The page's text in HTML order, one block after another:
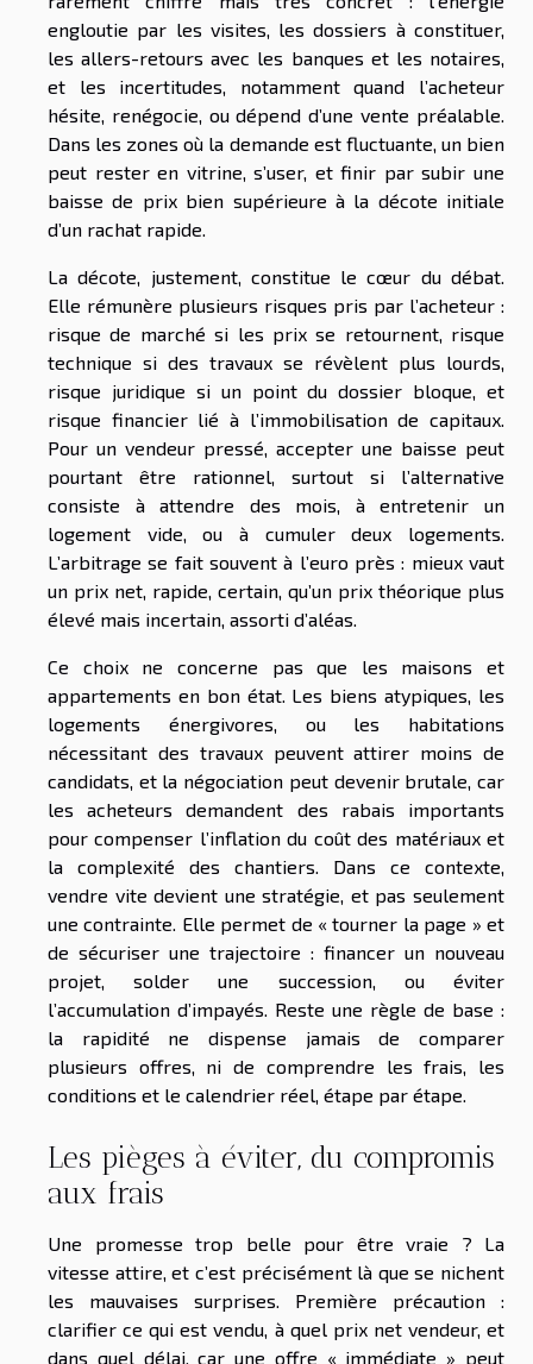
engloutie par les visites, les dossiers à constituer,
les allers-retours avec les banques et les notaires,
et les incertitudes, notamment quand l’acheteur
hésite, renégocie, ou dépend d’une vente préalable.
Dans les zones où la demande est fluctuante, un bien
peut rester en vitrine, s’user, et finir par subir une
baisse de prix bien supérieure à la décote initiale
d’un rachat rapide.
La décote, justement, constitue le cœur du débat.
Elle rémunère plusieurs risques pris par l’acheteur :
risque de marché si les prix se retournent, risque
technique si des travaux se révèlent plus lourds,
risque juridique si un point du dossier bloque, et
risque financier lié à l’immobilisation de capitaux.
Pour un vendeur pressé, accepter une baisse peut
pourtant être rationnel, surtout si l’alternative
consiste à attendre des mois, à entretenir un
logement vide, ou à cumuler deux logements.
L’arbitrage se fait souvent à l’euro près : mieux vaut
un prix net, rapide, certain, qu’un prix théorique plus
élevé mais incertain, assorti d’aléas.
Ce choix ne concerne pas que les maisons et
appartements en bon état. Les biens atypiques, les
logements énergivores, ou les habitations
nécessitant des travaux peuvent attirer moins de
candidats, et la négociation peut devenir brutale, car
les acheteurs demandent des rabais importants
pour compenser l’inflation du coût des matériaux et
la complexité des chantiers. Dans ce contexte,
vendre vite devient une stratégie, et pas seulement
une contrainte. Elle permet de « tourner la page » et
de sécuriser une trajectoire : financer un nouveau
projet, solder une succession, ou éviter
l’accumulation d’impayés. Reste une règle de base :
la rapidité ne dispense jamais de comparer
plusieurs offres, ni de comprendre les frais, les
conditions et le calendrier réel, étape par étape.
Les pièges à éviter, du compromis
aux frais
Une promesse trop belle pour être vraie ? La
vitesse attire, et c’est précisément là que se nichent
les mauvaises surprises. Première précaution :
clarifier ce qui est vendu, à quel prix net vendeur, et
dans quel délai, car une offre « immédiate » peut